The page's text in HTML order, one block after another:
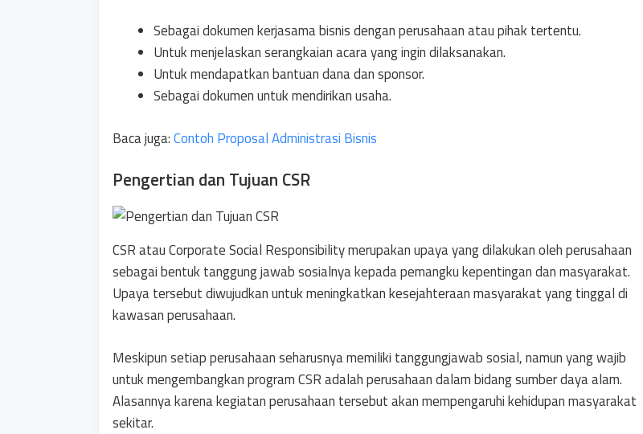
Sebagai dokumen kerjasama bisnis dengan perusahaan atau pihak tertentu.
Untuk menjelaskan serangkaian acara yang ingin dilaksanakan.
Untuk mendapatkan bantuan dana dan sponsor.
Sebagai dokumen untuk mendirikan usaha.
Baca juga:Contoh Proposal Administrasi Bisnis
Pengertian dan Tujuan CSR
CSR atau Corporate Social Responsibility merupakan upaya yang dilakukan oleh perusahaan
sebagai bentuk tanggung jawab sosialnya kepada pemangku kepentingan dan masyarakat.
Upaya tersebut diwujudkan untuk meningkatkan kesejahteraan masyarakat yang tinggal di
kawasan perusahaan.
Meskipun setiap perusahaan seharusnya memiliki tanggungjawab sosial, namun yang wajib
untuk mengembangkan program CSR adalah perusahaan dalam bidang sumber daya alam.
Alasannya karena kegiatan perusahaan tersebut akan mempengaruhi kehidupan masyarakat
sekitar.